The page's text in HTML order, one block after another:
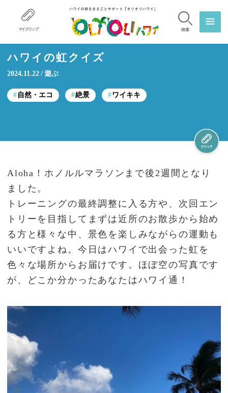
マイクリップ 検索
ハワイの虹クイズ
2024.11.22 遊ぶ
自然・エコ 絶景 ワイキキ
Aloha！ホノルルマラソンまで後2週間となり
ました。
トレーニングの最終調整に入る方や、次回エン
トリーを目指してまずは近所のお散歩から始め
る方と様々な中、景色を楽しみながらの運動も
いいですよね。今日はハワイで出会った虹を
色々な場所からお届けです。ほぼ空の写真です
が、どこか分かったあなたはハワイ通！